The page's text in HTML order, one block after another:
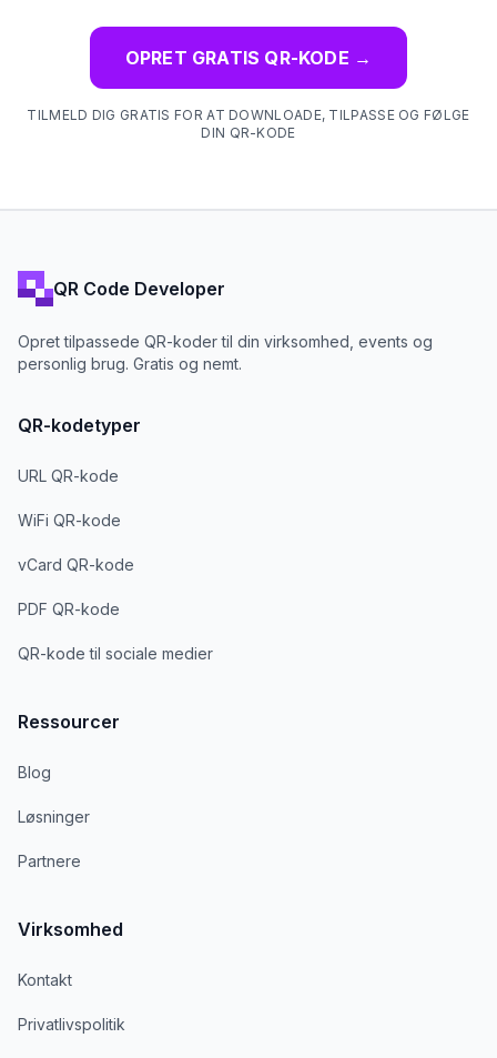
OPRET GRATIS QR-KODE →
TILMELD DIG GRATIS FOR AT DOWNLOADE, TILPASSE OG FØLGE
DIN QR-KODE
QR Code Developer
Opret tilpassede QR-koder til din virksomhed, events og
personlig brug. Gratis og nemt.
QR-kodetyper
URL QR-kode
WiFi QR-kode
vCard QR-kode
PDF QR-kode
QR-kode til sociale medier
Ressourcer
Blog
Løsninger
Partnere
Virksomhed
Kontakt
Privatlivspolitik